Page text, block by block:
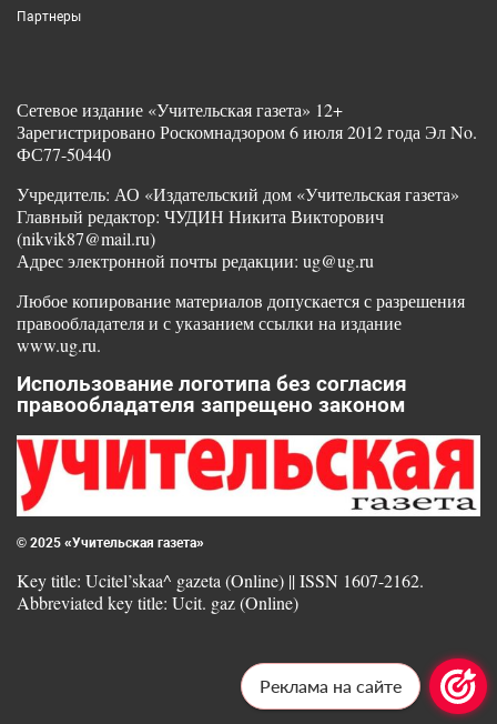
Партнеры
Сетевое издание «Учительская газета» 12+
Зарегистрировано Роскомнадзором 6 июля 2012 года Эл No.
ФС77-50440
Учредитель: АО «Издательский дом «Учительская газета»
Главный редактор: ЧУДИН Никита Викторович
(nikvik87@mail.ru)
Адрес электронной почты редакции: ug@ug.ru
Любое копирование материалов допускается с разрешения
правообладателя и с указанием ссылки на издание
www.ug.ru.
Использование логотипа без согласия
правообладателя запрещено законом
© 2025 «Учительская газета»
Key title: Ucitel’skaa^ gazeta (Online) || ISSN 1607-2162.
Abbreviated key title: Ucit. gaz (Online)
Реклама на сайте